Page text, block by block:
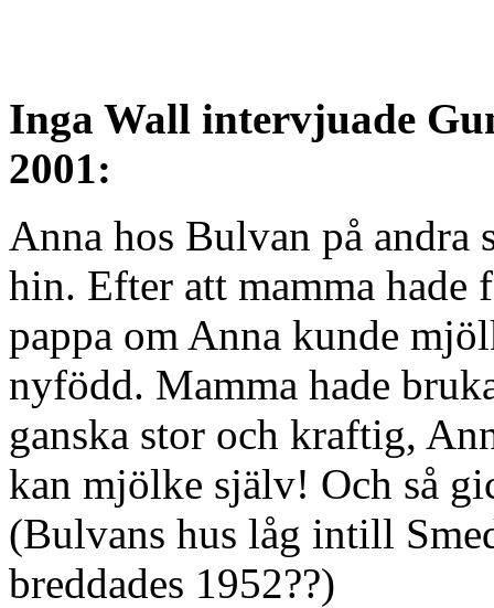
Inga Wall intervjuade
2001:
Anna hos Bulvan på andra
hin. Efter att mamma hade
pappa om Anna kunde
nyfödd. Mamma hade
ganska stor och kraftig,
kan mjölke själv! Och så
(Bulvans hus låg intill
breddades 1952??)